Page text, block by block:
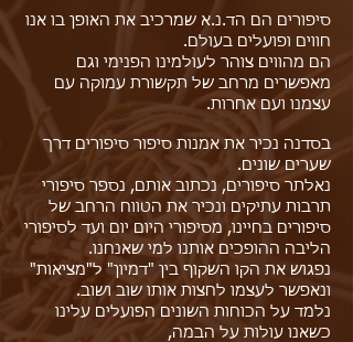
סיפורים הם הד.נ.א שמרכיב את האופן בו אנו
חווים ופועלים בעולם.
הם מהווים צוהר לעולמינו הפנימי וגם
מאפשרים מרחב של תקשורת עמוקה עם
עצמנו ועם אחרות.
בסדנה נכיר את אמנות סיפור סיפורים דרך
שערים שונים.
נאלתר סיפורים, נכתוב אותם, נספר סיפורי
תרבות עתיקים ונכיר את הטווח הרחב של
סיפורים בחיינו, מסיפורי היום יום ועד לסיפורי
הליבה ההופכים אותנו למי שאנחנו.
נפגוש את הקו השקוף בין "דמיון" ל"מציאות"
ונאפשר לעצמו לחצות אותו שוב ושוב.
נלמד על הכוחות השונים הפועלים עלינו
כשאנו עולות על הבמה,